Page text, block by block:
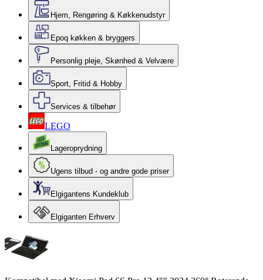
Hjem, Rengøring & Køkkenudstyr
Epoq køkken & bryggers
Personlig pleje, Skønhed & Velvære
Sport, Fritid & Hobby
Services & tilbehør
LEGO
Lageroprydning
Ugens tilbud - og andre gode priser
Elgigantens Kundeklub
Elgiganten Erhverv